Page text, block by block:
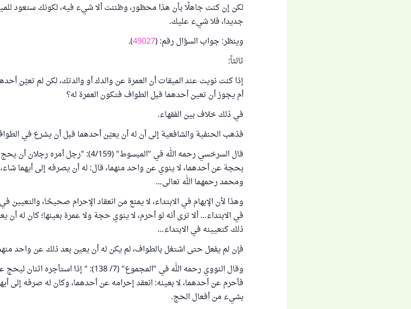
لكن إن كنت جاهلًا بأن هذا محظور، وظننت ألا شيء فيه، لكونك ستعود
جديدا، فلا شيء عليك.
وينظر: جواب السؤال رقم: (49027
).
ثالثاً:
إذا كنت نويت عند الميقات أن العمرة عن والدك أو والدتك، لكن لم تعيّن
أم يجوز أن تعين أحدهما قبل الطواف فتكون العمرة له؟
في ذلك خلاف بين الفقهاء.
فذهب الحنفية والشافعية إلى أن له أن يعيّن أحدهما قبل أن يشرع في
قال السرخسي رحمه الله في "المبسوط" (4/159):
بحجة عن أحدهما، لا ينوي عن واحد منهما، قال: له أن يصرفه إلى أيهما
ومحمد رحمهما الله تعالى…
وهذا لأن الإبهام في الابتداء، لا يمنع من انعقاد الإحرام صحيحًا، والتعيين في
في الابتداء… ألا ترى أنه لو أحرم، لا ينوي حجة ولا عمرة بعينها؛ كان له أن
ذلك كتعيينه في الابتداء…
فإن لم يفعل حتى اشتغل بالطواف، لم يكن له أن يعين بعد ذلك عن واحد
وقال النووي رحمه الله في "المجموع" (7/ 138): " إذا
فأحرم عن أحدهما، لا بعينه: انعقد إحرامه عن أحدهما، وكان له صرفه إلى
بشيء من أفعال الحج.